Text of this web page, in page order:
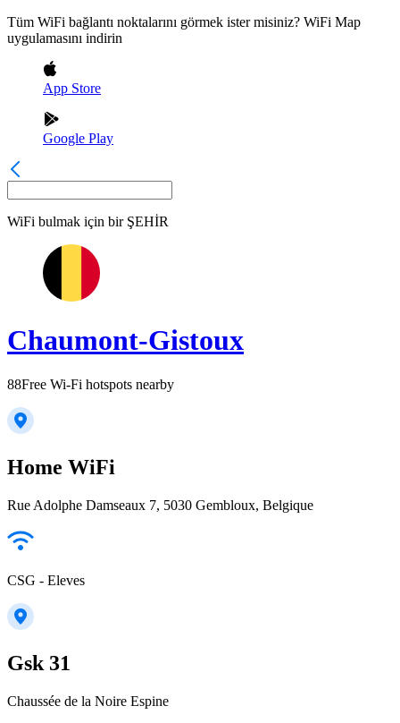
Tüm WiFi bağlantı noktalarını görmek ister misiniz? WiFi Map
uygulamasını indirin
App Store
Google Play
WiFi bulmak için bir ŞEHİR
Chaumont-Gistoux
88Free Wi-Fi hotspots nearby
Home WiFi
Rue Adolphe Damseaux 7, 5030 Gembloux, Belgique
CSG - Eleves
Gsk 31
Chaussée de la Noire Espine